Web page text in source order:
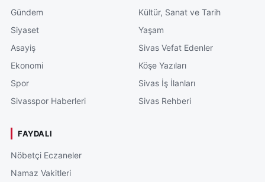
Gündem
Siyaset
Asayiş
Ekonomi
Spor
Sivasspor Haberleri
Kültür, Sanat ve Tarih
Yaşam
Sivas Vefat Edenler
Köşe Yazıları
Sivas İş İlanları
Sivas Rehberi
FAYDALI
Nöbetçi Eczaneler
Namaz Vakitleri